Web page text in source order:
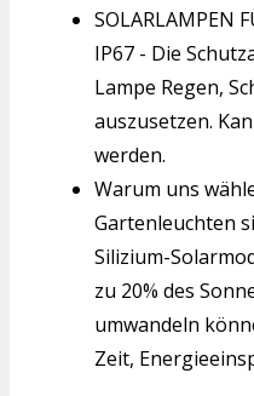
SOLARLAMPEN
IP67 - Die
Lampe Regen,
auszusetzen.
werden.
Warum uns
Gartenleuchten
Silizium-
zu 20% des
umwandeln
Zeit,